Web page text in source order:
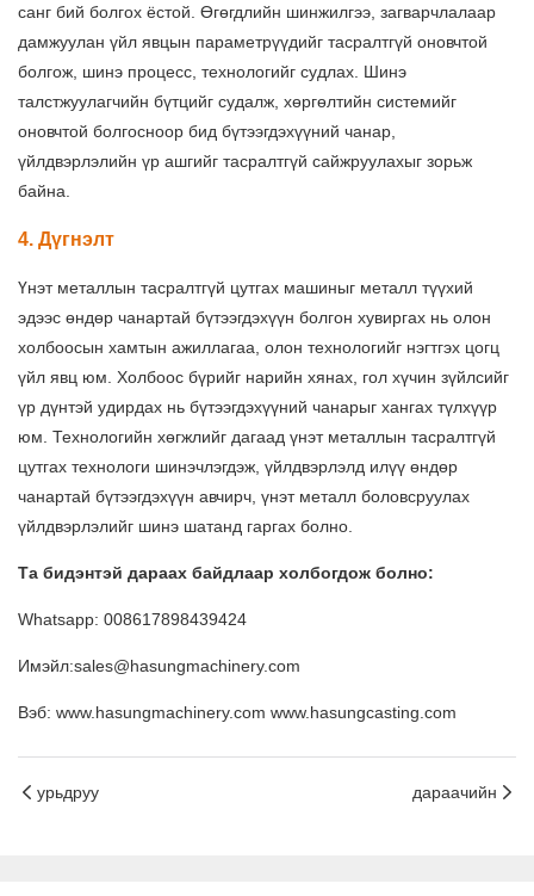
санг бий болгох ёстой. Өгөгдлийн шинжилгээ, загварчлалаар
дамжуулан үйл явцын параметрүүдийг тасралтгүй оновчтой
болгож, шинэ процесс, технологийг судлах. Шинэ
талстжуулагчийн бүтцийг судалж, хөргөлтийн системийг
оновчтой болгосноор бид бүтээгдэхүүний чанар,
үйлдвэрлэлийн үр ашгийг тасралтгүй сайжруулахыг зорьж
байна.
4. Дүгнэлт
Үнэт металлын тасралтгүй цутгах машиныг металл түүхий
эдээс өндөр чанартай бүтээгдэхүүн болгон хувиргах нь олон
холбоосын хамтын ажиллагаа, олон технологийг нэгтгэх цогц
үйл явц юм. Холбоос бүрийг нарийн хянах, гол хүчин зүйлсийг
үр дүнтэй удирдах нь бүтээгдэхүүний чанарыг хангах түлхүүр
юм. Технологийн хөгжлийг дагаад үнэт металлын тасралтгүй
цутгах технологи шинэчлэгдэж, үйлдвэрлэлд илүү өндөр
чанартай бүтээгдэхүүн авчирч, үнэт металл боловсруулах
үйлдвэрлэлийг шинэ шатанд гаргах болно.
Та бидэнтэй дараах байдлаар холбогдож болно:
Whatsapp: 008617898439424
Имэйл:sales@hasungmachinery.com
Вэб: www.hasungmachinery.com www.hasungcasting.com
урьдруу дараачийн